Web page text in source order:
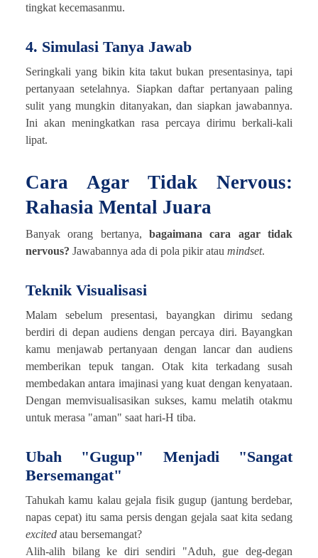
tingkat kecemasanmu.
4. Simulasi Tanya Jawab
Seringkali yang bikin kita takut bukan presentasinya, tapi
pertanyaan setelahnya. Siapkan daftar pertanyaan paling
sulit yang mungkin ditanyakan, dan siapkan jawabannya.
Ini akan meningkatkan rasa percaya dirimu berkali-kali
lipat.
Cara Agar Tidak Nervous:
Rahasia Mental Juara
Banyak orang bertanya, bagaimana cara agar tidak
nervous? Jawabannya ada di pola pikir atau mindset.
Teknik Visualisasi
Malam sebelum presentasi, bayangkan dirimu sedang
berdiri di depan audiens dengan percaya diri. Bayangkan
kamu menjawab pertanyaan dengan lancar dan audiens
memberikan tepuk tangan. Otak kita terkadang susah
membedakan antara imajinasi yang kuat dengan kenyataan.
Dengan memvisualisasikan sukses, kamu melatih otakmu
untuk merasa "aman" saat hari-H tiba.
Ubah "Gugup" Menjadi "Sangat
Bersemangat"
Tahukah kamu kalau gejala fisik gugup (jantung berdebar,
napas cepat) itu sama persis dengan gejala saat kita sedang
excited atau bersemangat?
Alih-alih bilang ke diri sendiri "Aduh, gue deg-degan